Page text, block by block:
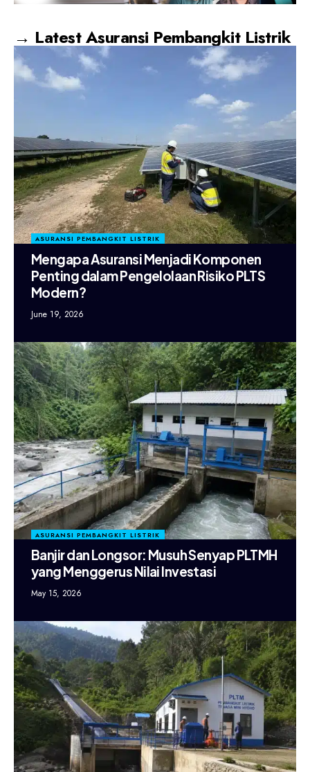
→ Latest Asuransi Pembangkit Listrik
ASURANSI PEMBANGKIT LISTRIK
Mengapa Asuransi Menjadi Komponen
Penting dalam Pengelolaan Risiko PLTS
Modern?
June 19, 2026
ASURANSI PEMBANGKIT LISTRIK
Banjir dan Longsor: Musuh Senyap PLTMH
yang Menggerus Nilai Investasi
May 15, 2026